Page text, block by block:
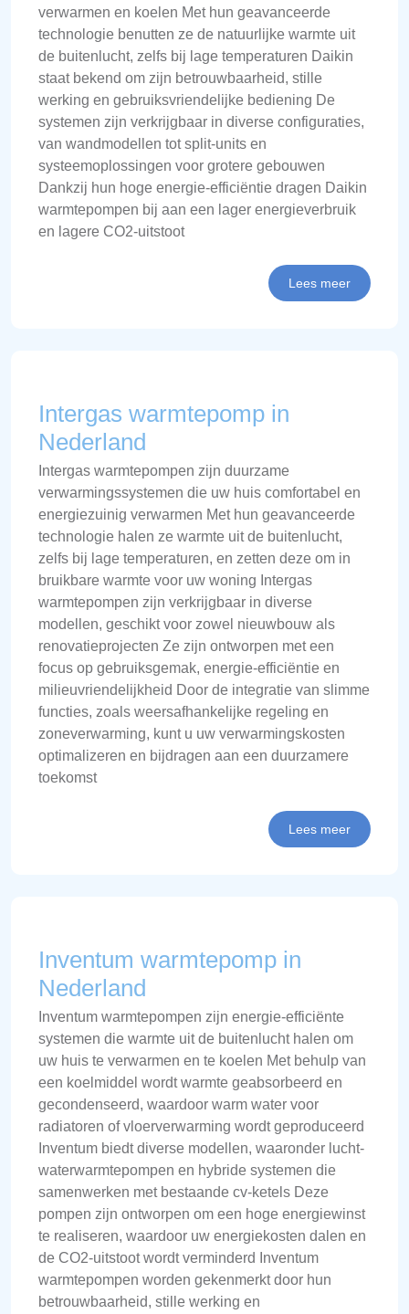
verwarmen en koelen Met hun geavanceerde
technologie benutten ze de natuurlijke warmte uit
de buitenlucht, zelfs bij lage temperaturen Daikin
staat bekend om zijn betrouwbaarheid, stille
werking en gebruiksvriendelijke bediening De
systemen zijn verkrijgbaar in diverse configuraties,
van wandmodellen tot split-units en
systeemoplossingen voor grotere gebouwen
Dankzij hun hoge energie-efficiëntie dragen Daikin
warmtepompen bij aan een lager energieverbruik
en lagere CO2-uitstoot
Lees meer
Intergas warmtepomp in
Nederland
Intergas warmtepompen zijn duurzame
verwarmingssystemen die uw huis comfortabel en
energiezuinig verwarmen Met hun geavanceerde
technologie halen ze warmte uit de buitenlucht,
zelfs bij lage temperaturen, en zetten deze om in
bruikbare warmte voor uw woning Intergas
warmtepompen zijn verkrijgbaar in diverse
modellen, geschikt voor zowel nieuwbouw als
renovatieprojecten Ze zijn ontworpen met een
focus op gebruiksgemak, energie-efficiëntie en
milieuvriendelijkheid Door de integratie van slimme
functies, zoals weersafhankelijke regeling en
zoneverwarming, kunt u uw verwarmingskosten
optimalizeren en bijdragen aan een duurzamere
toekomst
Lees meer
Inventum warmtepomp in
Nederland
Inventum warmtepompen zijn energie-efficiënte
systemen die warmte uit de buitenlucht halen om
uw huis te verwarmen en te koelen Met behulp van
een koelmiddel wordt warmte geabsorbeerd en
gecondenseerd, waardoor warm water voor
radiatoren of vloerverwarming wordt geproduceerd
Inventum biedt diverse modellen, waaronder lucht-
waterwarmtepompen en hybride systemen die
samenwerken met bestaande cv-ketels Deze
pompen zijn ontworpen om een hoge energiewinst
te realiseren, waardoor uw energiekosten dalen en
de CO2-uitstoot wordt verminderd Inventum
warmtepompen worden gekenmerkt door hun
betrouwbaarheid, stille werking en